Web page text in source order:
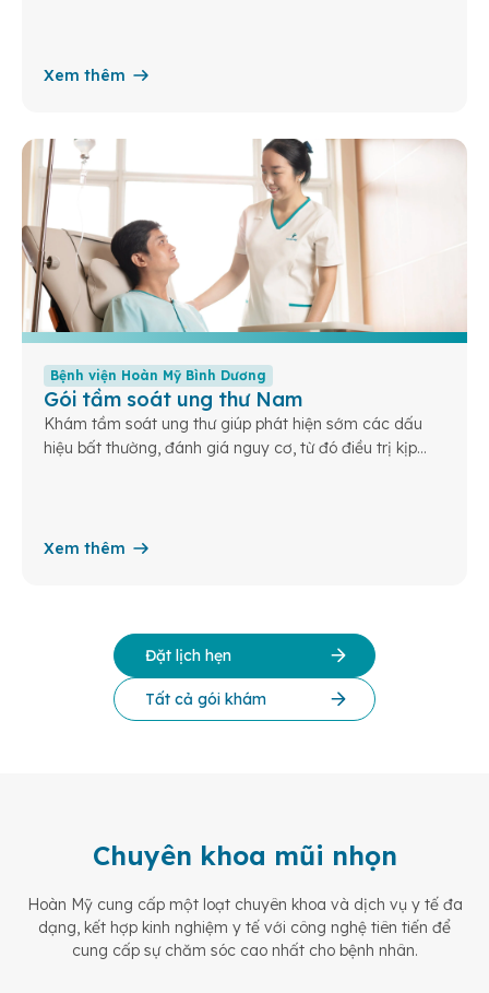
Xem thêm
Bệnh viện Hoàn Mỹ Bình Dương
Gói tầm soát ung thư Nam
Khám tầm soát ung thư giúp phát hiện sớm các dấu
hiệu bất thường, đánh giá nguy cơ, từ đó điều trị kịp
Xem thêm
Đặt lịch hẹn
Tất cả gói khám
Chuyên khoa mũi nhọn
Hoàn Mỹ cung cấp một loạt chuyên khoa và dịch vụ y tế đa
dạng, kết hợp kinh nghiệm y tế với công nghệ tiên tiến để
cung cấp sự chăm sóc cao nhất cho bệnh nhân.